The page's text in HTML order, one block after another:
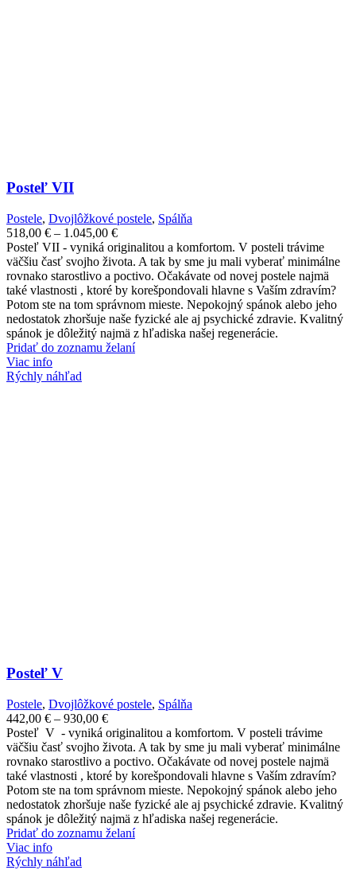
Posteľ VII
Postele, Dvojlôžkové postele, Spálňa
518,00 € – 1.045,00 €Price
range:
518,00 €
through
1.045,00 €
Posteľ VII - vyniká originalitou a komfortom. V posteli trávime
väčšiu časť svojho života. A tak by sme ju mali vyberať minimálne
rovnako starostlivo a poctivo. Očakávate od novej postele najmä
také vlastnosti , ktoré by korešpondovali hlavne s Vaším zdravím?
Potom ste na tom správnom mieste. Nepokojný spánok alebo jeho
nedostatok zhoršuje naše fyzické ale aj psychické zdravie. Kvalitný
spánok je dôležitý najmä z hľadiska našej regenerácie.
Pridať do zoznamu želaní
Viac info
Rýchly náhľad
Posteľ V
Postele, Dvojlôžkové postele, Spálňa
442,00 € – 930,00 €Price
range:
442,00 €
through
930,00 €
Posteľ V - vyniká originalitou a komfortom. V posteli trávime
väčšiu časť svojho života. A tak by sme ju mali vyberať minimálne
rovnako starostlivo a poctivo. Očakávate od novej postele najmä
také vlastnosti , ktoré by korešpondovali hlavne s Vaším zdravím?
Potom ste na tom správnom mieste. Nepokojný spánok alebo jeho
nedostatok zhoršuje naše fyzické ale aj psychické zdravie. Kvalitný
spánok je dôležitý najmä z hľadiska našej regenerácie.
Pridať do zoznamu želaní
Viac info
Rýchly náhľad